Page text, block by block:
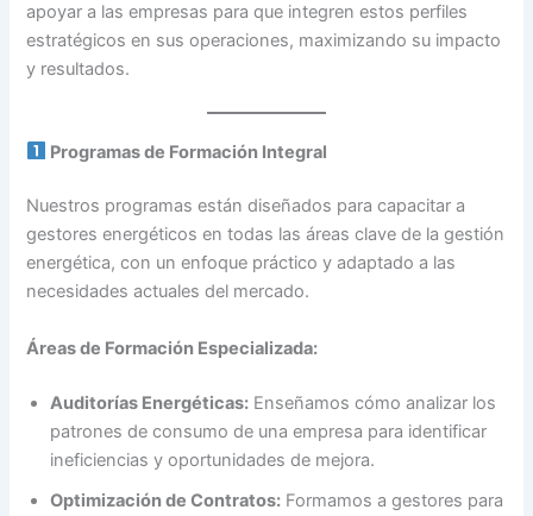
apoyar a las empresas para que integren estos perfiles
estratégicos en sus operaciones, maximizando su impacto
y resultados.
Programas de Formación Integral
Nuestros programas están diseñados para capacitar a
gestores energéticos en todas las áreas clave de la gestión
energética, con un enfoque práctico y adaptado a las
necesidades actuales del mercado.
Áreas de Formación Especializada:
Auditorías Energéticas: Enseñamos cómo analizar los
patrones de consumo de una empresa para identificar
ineficiencias y oportunidades de mejora.
Optimización de Contratos: Formamos a gestores para